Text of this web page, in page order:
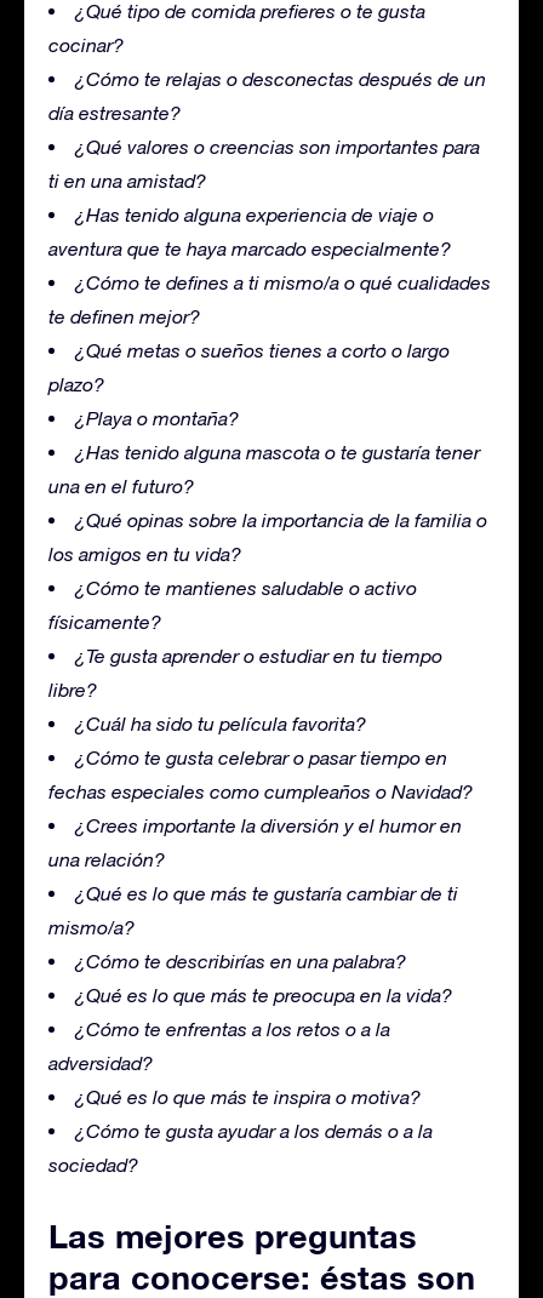
¿Qué tipo de comida prefieres o te gusta
cocinar?
¿Cómo te relajas o desconectas después de un
día estresante?
¿Qué valores o creencias son importantes para
ti en una amistad?
¿Has tenido alguna experiencia de viaje o
aventura que te haya marcado especialmente?
¿Cómo te defines a ti mismo/a o qué cualidades
te definen mejor?
¿Qué metas o sueños tienes a corto o largo
plazo?
¿Playa o montaña?
¿Has tenido alguna mascota o te gustaría tener
una en el futuro?
¿Qué opinas sobre la importancia de la familia o
los amigos en tu vida?
¿Cómo te mantienes saludable o activo
físicamente?
¿Te gusta aprender o estudiar en tu tiempo
libre?
¿Cuál ha sido tu película favorita?
¿Cómo te gusta celebrar o pasar tiempo en
fechas especiales como cumpleaños o Navidad?
¿Crees importante la diversión y el humor en
una relación?
¿Qué es lo que más te gustaría cambiar de ti
mismo/a?
¿Cómo te describirías en una palabra?
¿Qué es lo que más te preocupa en la vida?
¿Cómo te enfrentas a los retos o a la
adversidad?
¿Qué es lo que más te inspira o motiva?
¿Cómo te gusta ayudar a los demás o a la
sociedad?
Las mejores preguntas
para conocerse: éstas son